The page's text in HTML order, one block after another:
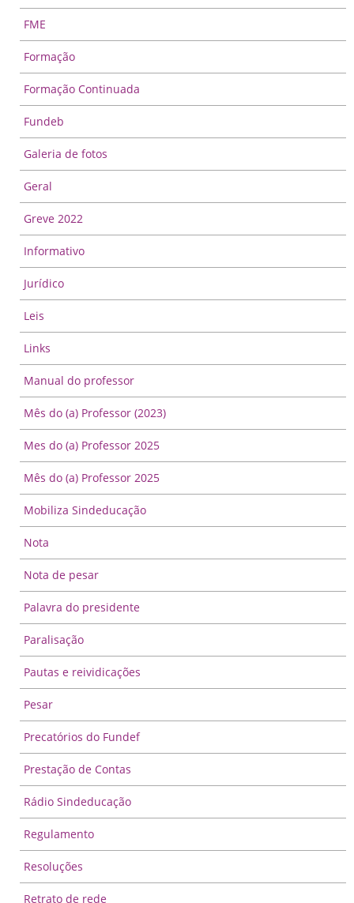
FME
Formação
Formação Continuada
Fundeb
Galeria de fotos
Geral
Greve 2022
Informativo
Jurídico
Leis
Links
Manual do professor
Mês do (a) Professor (2023)
Mes do (a) Professor 2025
Mês do (a) Professor 2025
Mobiliza Sindeducação
Nota
Nota de pesar
Palavra do presidente
Paralisação
Pautas e reividicações
Pesar
Precatórios do Fundef
Prestação de Contas
Rádio Sindeducação
Regulamento
Resoluções
Retrato de rede